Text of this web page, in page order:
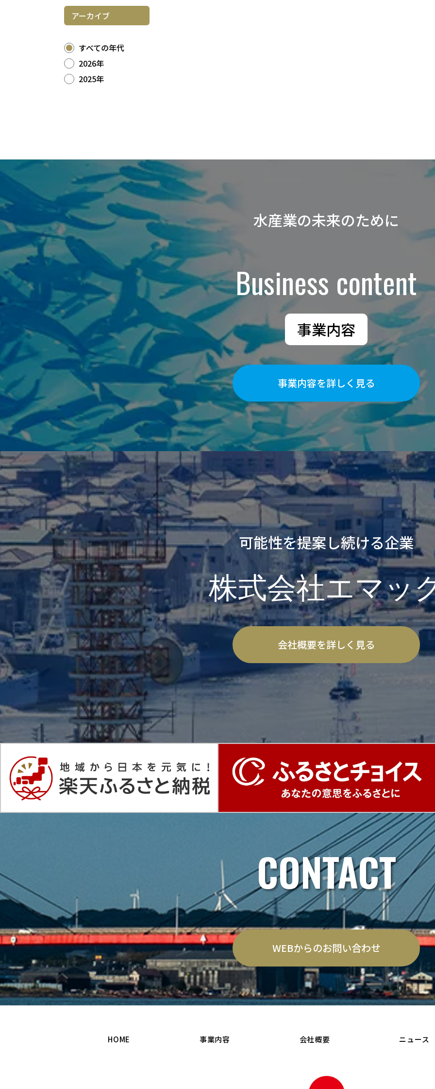
アーカイブ
すべての年代
2026年
2025年
水産業の未来のために
Business content
事業内容
事業内容を詳しく見る
可能性を提案し続ける企業
株式会社エマッ
会社概要を詳しく見る
CONTACT
WEBからのお問い合わせ
HOME 事業内容 会社概要 ニュース